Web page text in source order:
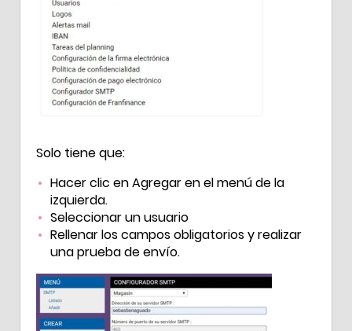
Solo tiene que:
Hacer clic en Agregar en el menú de la
izquierda.
Seleccionar un usuario
Rellenar los campos obligatorios y realizar
una prueba de envío.